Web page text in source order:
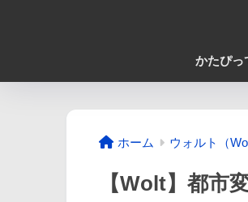
かたぴっ
ホーム ウォルト（
【Wolt】都市